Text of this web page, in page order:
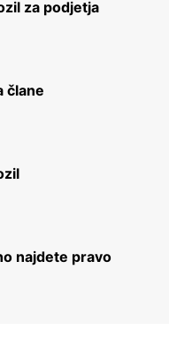
za podjetja
člane
najdete pravo